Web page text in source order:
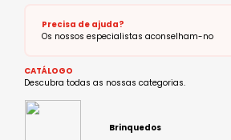
Precisa de ajuda?
Os nossos especialistas aconselham-no
CATÁLOGO
Descubra todas as nossas categorias.
Brinquedos